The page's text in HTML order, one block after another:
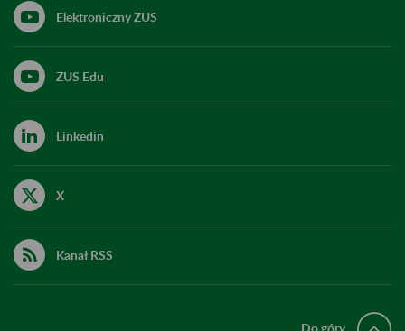
Elektroniczny ZUS
ZUS Edu
Linkedin
X
Kanał RSS